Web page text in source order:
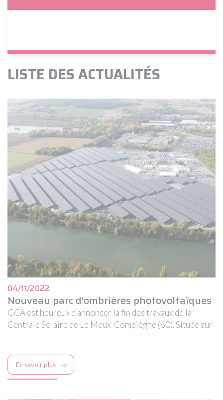
LISTE DES ACTUALITÉS
04/11/2022
Nouveau parc d'ombrières photovoltaïques
GCA est heureux d’annoncer la fin des travaux de la
Centrale Solaire de Le Meux-Compiègne (60). Située sur
couverts par des panneaux photovoltaïques.
En savoir plus